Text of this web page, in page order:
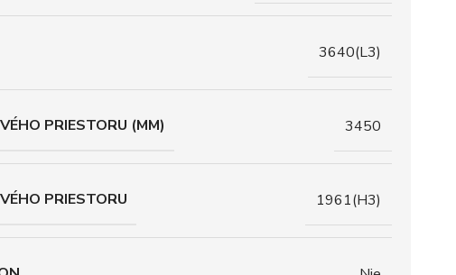
3640(L3)
PRIESTORU (MM) 3450
PRIESTORU 1961(H3)